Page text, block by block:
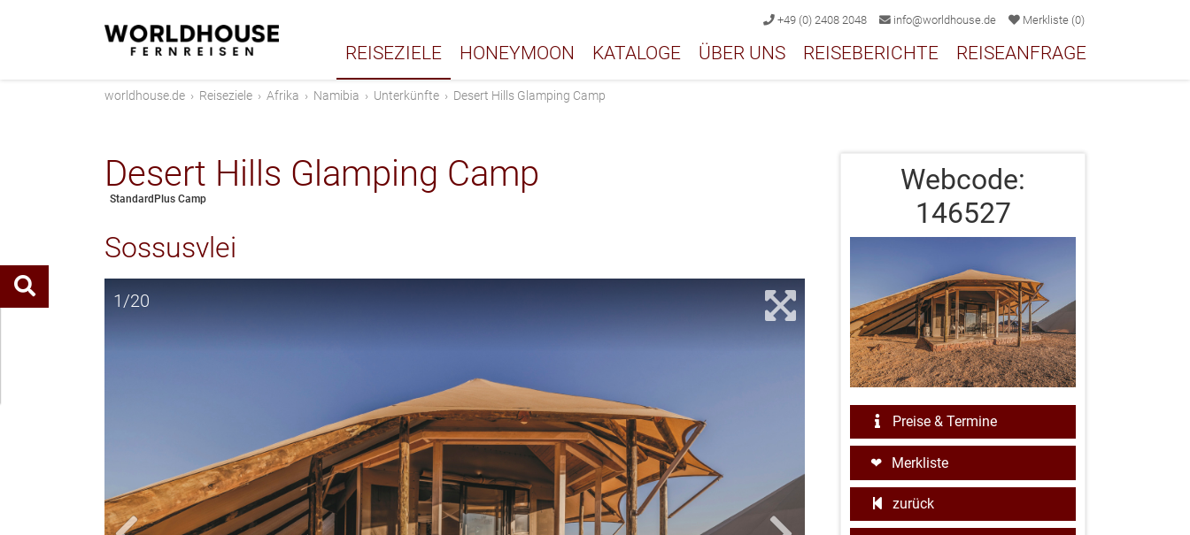
+49 (0) 2408 2048 info@worldhouse.de Merkliste (0)
REISEZIELE HONEYMOON KATALOGE ÜBER UNS REISEBERICHTE REISEANFRAGE
worldhouse.de › Reiseziele › Afrika › Namibia › Unterkünfte › Desert Hills Glamping Camp
Webcode:
146527
Preise & Termine
Merkliste
zurück
Desert Hills Glamping Camp
StandardPlus Camp
Sossusvlei
1/20 2/20